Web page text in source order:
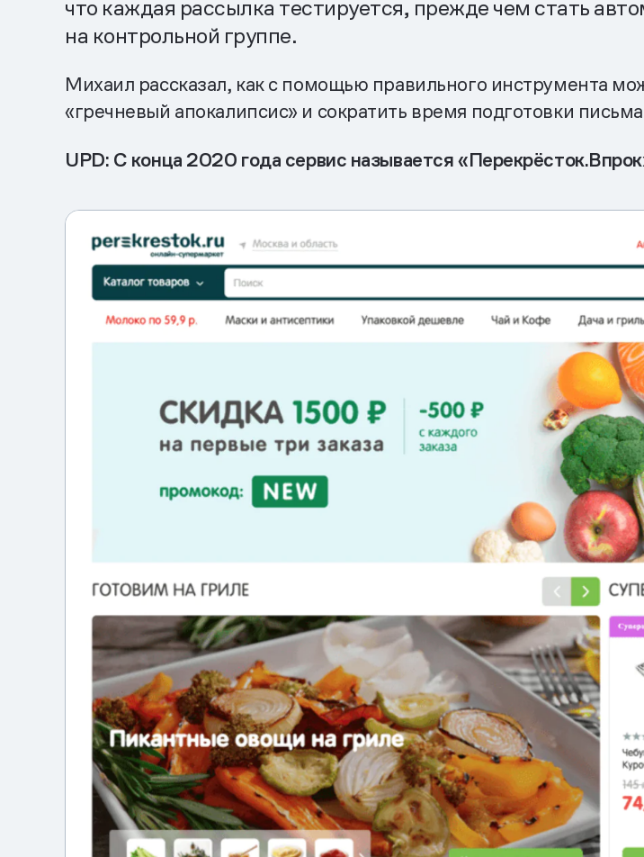
что каждая рассылка тестируется, прежде чем стать
на контрольной группе.
Михаил рассказал, как с помощью правильного инструмента
«гречневый апокалипсис» и сократить время подготовки
UPD: C конца 2020 года сервис называется